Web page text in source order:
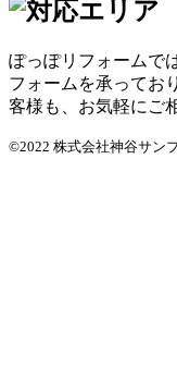
ぽっぽリフォームで
フォームを承ってお
客様も、お気軽にご
©2022 株式会社神谷サン